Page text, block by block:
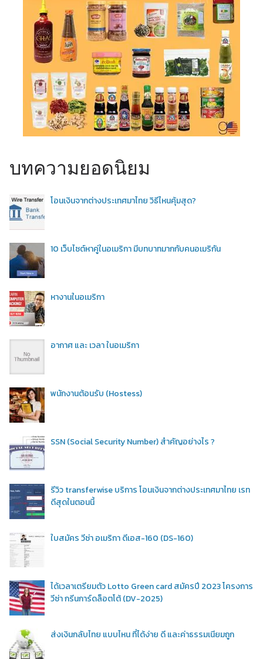
บทความยอดนิยม
โอนเงินจากต่างประเทศมาไทย วิธีไหนคุ้มสุด?
10 เว็บไซต์หาคู่ในอเมริกา มีบทบาทมากกับคนอเมริกัน
หางานในอเมริกา
อากาศ และ เวลา ในอเมริกา
พนักงานต้อนรับ (Hostess)
SSN (Social Security Number) สำคัญอย่างไร ?
รีวิว transferwise บริการ โอนเงินจากต่างประเทศมาไทย เรท
ดีสุดในตอนนี้
ใบสมัคร วีซ่า อเมริกา ดีเอส-160 (DS-160)
ได้เวลาเตรียมตัว Lotto Green card สมัครปี 2023 โครงการ
วีซ่า กรีนการ์ดล็อตโต้ (DV-2025)
ส่งเงินกลับไทย แบบไหน ที่ได้ง่าย ดี และค่าธรรมเนียมถูก